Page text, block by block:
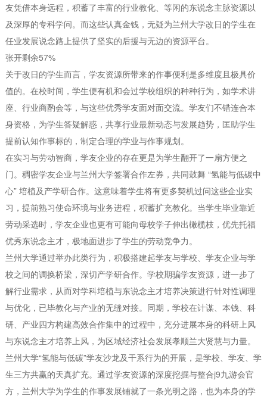
友凭借本身远程，积蓄了丰富的行业教化、等闲的东说念主脉资源以
及深厚的专科学问。而这些认真金钱，无疑为兰州大学改日的学生在
任业发展说念路上提供了坚实的后援与无边的资源平台。
张开剩余57%
关于改日的学生而言，学友资源所带来的作事便利是多维度且极具价
值的。在校时间，学生便有机和会过学校组织的种种行为，如学术讲
座、行业商酌会等，与这些优秀学友面对面交流。学友们不错连合本
身资格，为学生答疑解惑，共享行业最新动态与发展趋势，匡助学生
提前认知作事标的，制定合理的学业与作事规划。
在实习与劳动智商，学友企业的存在更是为学生翻开了一扇方便之
门。稠密学友企业与兰州大学签署合作左券，共同鼓舞 “氢能与低碳中
心” 培植及产学研合作。这意味着学生将有更多契机过问这些企业实
习，提前熟习使命环境与业务进程，积蓄扩充教化。当学生毕业靠近
劳动采选时，学友企业也更有可能向母校学子伸出橄榄枝，优先托福
优秀东说念主才，极地面进步了学生的劳动竞争力。
兰州大学通过举办此类行为，积极搭建起学友与学校、学友企业与学
校之间的调换桥梁，深切产学研合作。学校期骗学友资源，进一步了
解行业需求，从而对学科培植与东说念主才培养决策进行针对性调理
与优化，已毕教化与产业的无缝对接。同期，学校在计谋、本钱、科
研、产业四方构建高效合作集中的过程中，充分进展本身的科研上风
与东说念主才培养上风，为区域经济社会发展孝顺兰大贤慧与力量。
兰州大学“氢能与低碳”学友沙龙及干系行为的开展，是学校、学友、学
生三方共赢的天真扩充。通过学友资源的深度挖掘与整合j9九游会官
方，兰州大学为学生的作事发展铺就了一条光明之路，也为本身的学